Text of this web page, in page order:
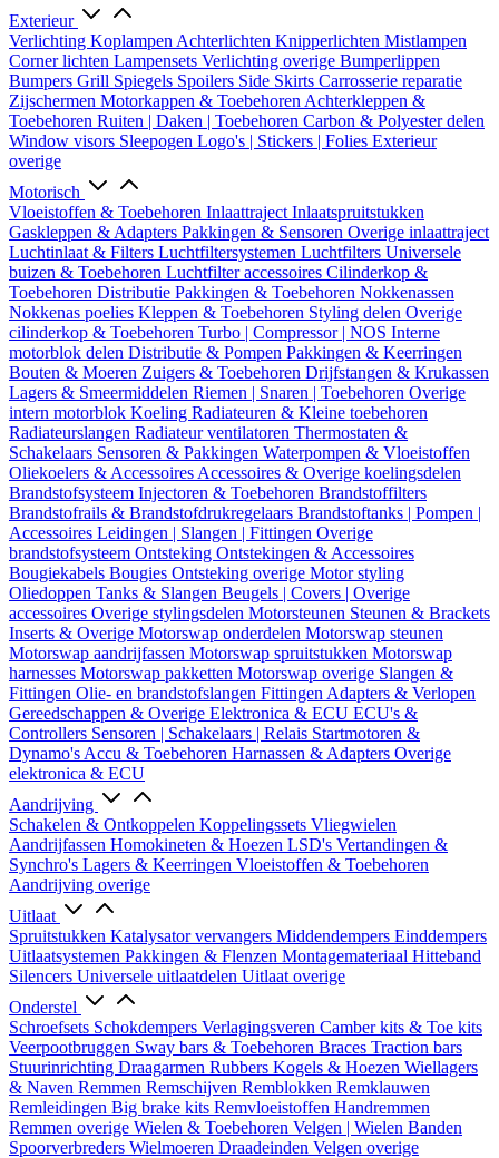
Exterieur
Verlichting Koplampen Achterlichten Knipperlichten Mistlampen
Corner lichten Lampensets Verlichting overige Bumperlippen
Bumpers Grill Spiegels Spoilers Side Skirts Carrosserie reparatie
Zijschermen Motorkappen & Toebehoren Achterkleppen &
Toebehoren Ruiten | Daken | Toebehoren Carbon & Polyester delen
Window visors Sleepogen Logo's | Stickers | Folies Exterieur
overige
Motorisch
Vloeistoffen & Toebehoren Inlaattraject Inlaatspruitstukken
Gaskleppen & Adapters Pakkingen & Sensoren Overige inlaattraject
Luchtinlaat & Filters Luchtfiltersystemen Luchtfilters Universele
buizen & Toebehoren Luchtfilter accessoires Cilinderkop &
Toebehoren Distributie Pakkingen & Toebehoren Nokkenassen
Nokkenas poelies Kleppen & Toebehoren Styling delen Overige
cilinderkop & Toebehoren Turbo | Compressor | NOS Interne
motorblok delen Distributie & Pompen Pakkingen & Keerringen
Bouten & Moeren Zuigers & Toebehoren Drijfstangen & Krukassen
Lagers & Smeermiddelen Riemen | Snaren | Toebehoren Overige
intern motorblok Koeling Radiateuren & Kleine toebehoren
Radiateurslangen Radiateur ventilatoren Thermostaten &
Schakelaars Sensoren & Pakkingen Waterpompen & Vloeistoffen
Oliekoelers & Accessoires Accessoires & Overige koelingsdelen
Brandstofsysteem Injectoren & Toebehoren Brandstoffilters
Brandstofrails & Brandstofdrukregelaars Brandstoftanks | Pompen |
Accessoires Leidingen | Slangen | Fittingen Overige
brandstofsysteem Ontsteking Ontstekingen & Accessoires
Bougiekabels Bougies Ontsteking overige Motor styling
Oliedoppen Tanks & Slangen Beugels | Covers | Overige
accessoires Overige stylingsdelen Motorsteunen Steunen & Brackets
Inserts & Overige Motorswap onderdelen Motorswap steunen
Motorswap aandrijfassen Motorswap spruitstukken Motorswap
harnesses Motorswap pakketten Motorswap overige Slangen &
Fittingen Olie- en brandstofslangen Fittingen Adapters & Verlopen
Gereedschappen & Overige Elektronica & ECU ECU's &
Controllers Sensoren | Schakelaars | Relais Startmotoren &
Dynamo's Accu & Toebehoren Harnassen & Adapters Overige
elektronica & ECU
Aandrijving
Schakelen & Ontkoppelen Koppelingssets Vliegwielen
Aandrijfassen Homokineten & Hoezen LSD's Vertandingen &
Synchro's Lagers & Keerringen Vloeistoffen & Toebehoren
Aandrijving overige
Uitlaat
Spruitstukken Katalysator vervangers Middendempers Einddempers
Uitlaatsystemen Pakkingen & Flenzen Montagemateriaal Hitteband
Silencers Universele uitlaatdelen Uitlaat overige
Onderstel
Schroefsets Schokdempers Verlagingsveren Camber kits & Toe kits
Veerpootbruggen Sway bars & Toebehoren Braces Traction bars
Stuurinrichting Draagarmen Rubbers Kogels & Hoezen Wiellagers
& Naven Remmen Remschijven Remblokken Remklauwen
Remleidingen Big brake kits Remvloeistoffen Handremmen
Remmen overige Wielen & Toebehoren Velgen | Wielen Banden
Spoorverbreders Wielmoeren Draadeinden Velgen overige